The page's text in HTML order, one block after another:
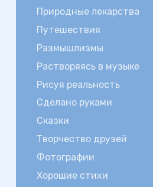
Природные лекарства
Путешествия
Размышлизмы
Растворяясь в музыке
Рисуя реальность
Сделано руками
Сказки
Творчество друзей
Фотографии
Хорошие стихи